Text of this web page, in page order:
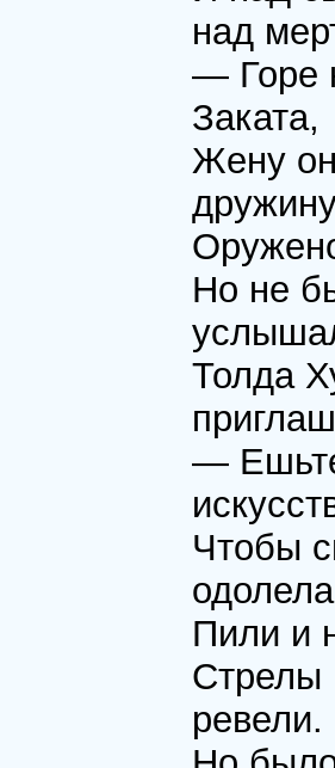
над
— Горе
Заката,
Жену
Но не
Толда
—
Чтобы
Пили и
Стрелы
ревели.